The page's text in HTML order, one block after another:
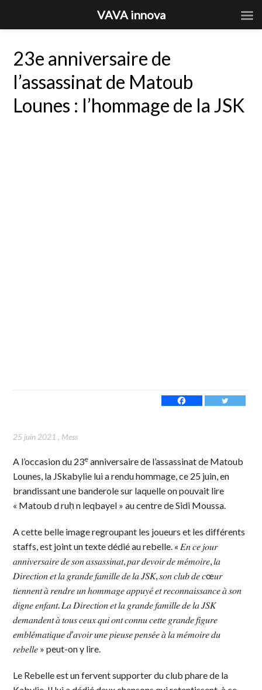
23e anniversaire de
l’assassinat de Matoub
Lounes : l’hommage de la JSK
25 juin 2021 , Mess
A l’occasion du 23e anniversaire de l’assassinat de Matoub
Lounes, la JSkabylie lui a rendu hommage, ce 25 juin, en
brandissant une banderole sur laquelle on pouvait lire
« Matoub d ruḥ n leqbayel » au centre de Sidi Moussa.
A cette belle image regroupant les joueurs et les différents
staffs, est joint un texte dédié au rebelle. « 𝐸𝑛 𝑐𝑒 𝑗𝑜𝑢𝑟
𝑎𝑛𝑛𝑖𝑣𝑒𝑟𝑠𝑎𝑖𝑟𝑒 𝑑𝑒 𝑠𝑜𝑛 𝑎𝑠𝑠𝑎𝑠𝑠𝑖𝑛𝑎𝑡, 𝑝𝑎𝑟 𝑑𝑒𝑣𝑜𝑖𝑟 𝑑𝑒 𝑚𝑒́𝑚𝑜𝑖𝑟𝑒, 𝑙𝑎
𝐷𝑖𝑟𝑒𝑐𝑡𝑖𝑜𝑛 𝑒𝑡 𝑙𝑎 𝑔𝑟𝑎𝑛𝑑𝑒 𝑓𝑎𝑚𝑖𝑙𝑙𝑒 𝑑𝑒 𝑙𝑎 𝐽𝑆𝐾, 𝑠𝑜𝑛 𝑐𝑙𝑢𝑏 𝑑𝑒 𝑐œ𝑢𝑟
𝑡𝑖𝑒𝑛𝑛𝑒𝑛𝑡 𝑎̀ 𝑟𝑒𝑛𝑑𝑟𝑒 𝑢𝑛 ℎ𝑜𝑚𝑚𝑎𝑔𝑒 𝑎𝑝𝑝𝑢𝑦𝑒́ 𝑒𝑡 𝑟𝑒𝑐𝑜𝑛𝑛𝑎𝑖𝑠𝑠𝑎𝑛𝑐𝑒 𝑎̀ 𝑠𝑜𝑛
𝑑𝑖𝑔𝑛𝑒 𝑒𝑛𝑓𝑎𝑛𝑡. 𝐿𝑎 𝐷𝑖𝑟𝑒𝑐𝑡𝑖𝑜𝑛 𝑒𝑡 𝑙𝑎 𝑔𝑟𝑎𝑛𝑑𝑒 𝑓𝑎𝑚𝑖𝑙𝑙𝑒 𝑑𝑒 𝑙𝑎 𝐽𝑆𝐾
𝑑𝑒𝑚𝑎𝑛𝑑𝑒𝑛𝑡 𝑎̀ 𝑡𝑜𝑢𝑠 𝑐𝑒𝑢𝑥 𝑞𝑢𝑖 𝑜𝑛𝑡 𝑐𝑜𝑛𝑛𝑢 𝑐𝑒𝑡𝑡𝑒 𝑔𝑟𝑎𝑛𝑑𝑒 𝑓𝑖𝑔𝑢𝑟𝑒
𝑒𝑚𝑏𝑙𝑒́𝑚𝑎𝑡𝑖𝑞𝑢𝑒 𝑑’𝑎𝑣𝑜𝑖𝑟 𝑢𝑛𝑒 𝑝𝑖𝑒𝑢𝑠𝑒 𝑝𝑒𝑛𝑠𝑒́𝑒 𝑎̀ 𝑙𝑎 𝑚𝑒́𝑚𝑜𝑖𝑟𝑒 𝑑𝑢
𝑟𝑒𝑏𝑒𝑙𝑙𝑒 » peut-on y lire.
Le Rebelle est un fervent supporter du club phare de la
VAVA innova